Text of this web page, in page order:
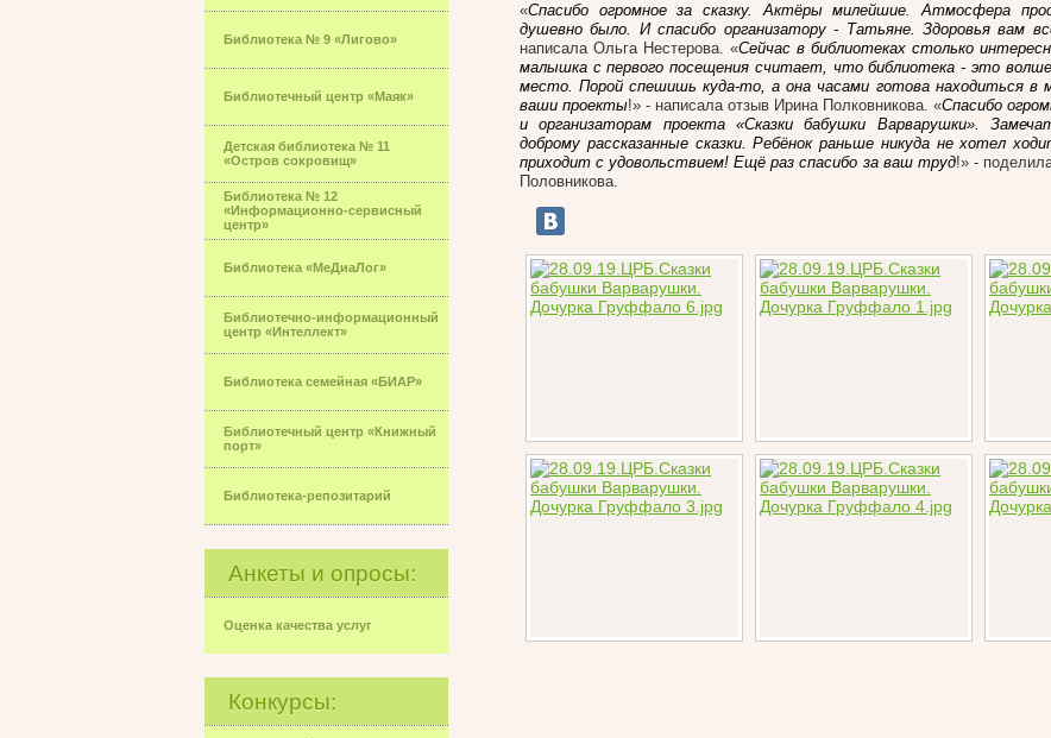
Библиотека № 9 «Лигово»
Библиотечный центр «Маяк»
Детская библиотека № 11
«Остров сокровищ»
Библиотека № 12
«Информационно-сервисный
центр»
Библиотека «МеДиаЛог»
Библиотечно-информационный
центр «Интеллект»
Библиотека семейная «БИАР»
Библиотечный центр «Книжный
порт»
Библиотека-репозитарий
Анкеты и опросы:
Оценка качества услуг
Конкурсы:
«Спасибо огромное за сказку. Актёрымилейшие. Атмосфера
душевно было. И спасибо организатору - Татьяне. Здоровья вам
написала Ольга Нестерова. «Сейчас в библиотеках столько
малышка с первого посещения считает, что библиотека - это
место. Порой спешишь куда-то, а она часами готова находиться в
ваши проекты!» - написала отзыв Ирина Полковникова. «Спасибо
и организаторам проекта «Сказки бабушки Варварушки».
доброму рассказанные сказки. Ребёнок раньше никуда не хотел
приходит с удовольствием! Ещё раз спасибо за ваш труд!» -
Половникова.